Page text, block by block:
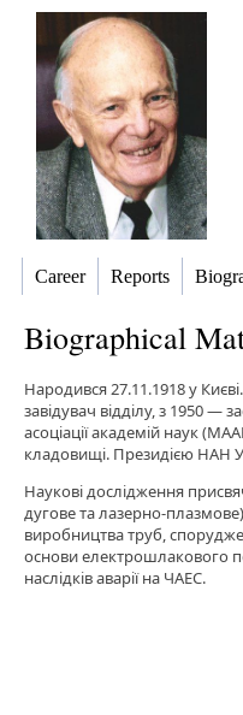
Career Reports
Biographical
Народився 27.11.1918 у
завідувач відділу, з 1950
асоціації академій наук
кладовищі. Президією НАН
Наукові дослідження
дугове та лазерно-
виробництва труб,
основи електрошлакового
наслідків аварії на ЧАЕС.